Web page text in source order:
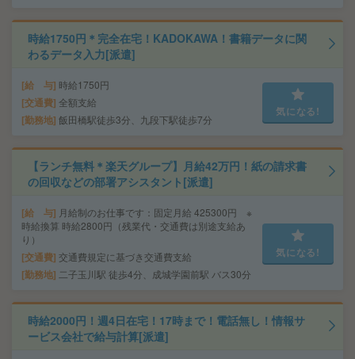
時給1750円＊完全在宅！KADOKAWA！書籍データに関
わるデータ入力[派遣]
給 与 時給1750円
交通費 全額支給
勤務地 飯田橋駅徒歩3分、九段下駅徒歩7分
気になる!
【ランチ無料＊楽天グループ】月給42万円！紙の請求書
の回収などの部署アシスタント[派遣]
給 与 月給制のお仕事です：固定月給 425300円 ※
時給換算 時給2800円（残業代・交通費は別途支給あ
り）
交通費 交通費規定に基づき交通費支給
勤務地 二子玉川駅 徒歩4分、成城学園前駅 バス30分
気になる!
時給2000円！週4日在宅！17時まで！電話無し！情報サ
ービス会社で給与計算[派遣]